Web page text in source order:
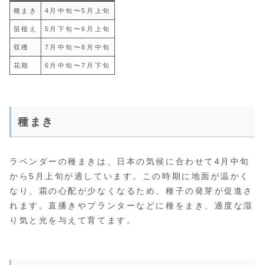
種まき 4月中旬〜5月上旬
苗植え 5月下旬〜6月上旬
収穫 7月中旬〜8月中旬
花期 6月中旬〜7月下旬
種まき
ラベンダーの種まきは、日本の気候に合わせて4月中旬
から5月上旬が適しています。この時期に地面が温かく
なり、霜の心配が少なくなるため、種子の発芽が促進さ
れます。直播きやプランターなどに種をまき、適度な湿
り気と光を与えて育てます。